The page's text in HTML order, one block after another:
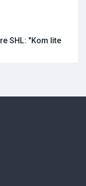
SHL: "Kom lite